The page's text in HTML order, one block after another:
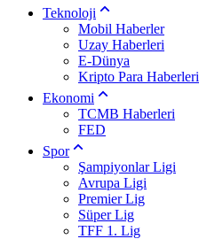
Teknoloji
Mobil Haberler
Uzay Haberleri
E-Dünya
Kripto Para Haberleri
Ekonomi
TCMB Haberleri
FED
Spor
Şampiyonlar Ligi
Avrupa Ligi
Premier Lig
Süper Lig
TFF 1. Lig